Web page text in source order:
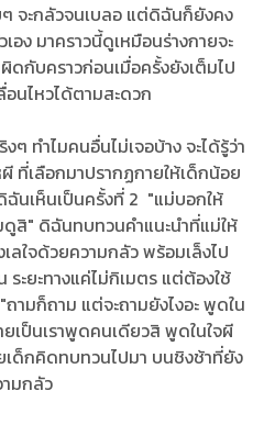
จะกลัวจนเบลอ แต่ดิฉันก็ยังคง
ง มาคราวนี้ดูเหมือนร่างกายจะ
กับคราวก่อนเมื่อครั้งยังเต็มไป
นไหวได้ตามสะดวก
ๆ ทำไมคนอื่นไม่เจอบ้าง จะได้รู้ว่า
ที่เลือกมาปรากฏกายให้เด็กน้อย
ฉันเห็นเป็นครั้งที่ 2 "แม่บอกให้
ดูสิ" ดิฉันทบทวนคำแนะนำที่แม่ให้
ลใจด้วยความกลัว พร้อมเล็งไป
ระยะทางแค่ไม่กิเมตร แต่ต้องใช้
ถามก็ถาม แต่จะถามยังไงอะ พูดใน
เป็นเราพูดคนเดียวสิ พูดในใจผี
ด็กคิดทบทวนไปมา บนชิงช้าที่ยัง
มกลัว